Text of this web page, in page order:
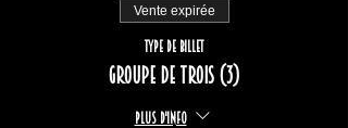
Vente expirée
Type de billet
Groupe de trois (3)
Plus d'info